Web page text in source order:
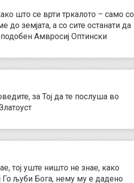
што се врти тркалото – само со
до земјата, а со сите останати да
Амвросиј Оптински
за Тој да те послуша во
тој уште ништо не знае, како
Го љуби Бога, нему му е дадено